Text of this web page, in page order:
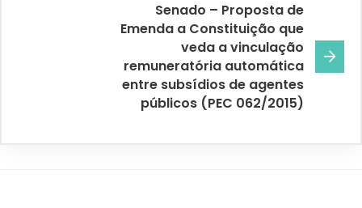
Senado – Proposta de
Emenda a Constituição que
veda a vinculação
remuneratória automática
entre subsídios de agentes
públicos (PEC 062/2015)